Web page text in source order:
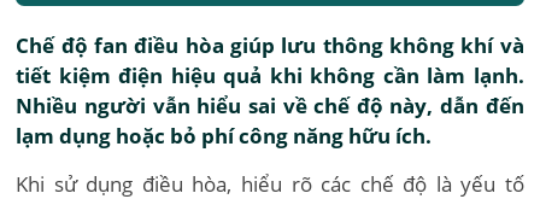
Chế độ fan điều hòa giúp lưu thông không khí và
tiết kiệm điện hiệu quả khi không cần làm lạnh.
Nhiều người vẫn hiểu sai về chế độ này, dẫn đến
lạm dụng hoặc bỏ phí công năng hữu ích.
Khi sử dụng điều hòa, hiểu rõ các chế độ là yếu tố